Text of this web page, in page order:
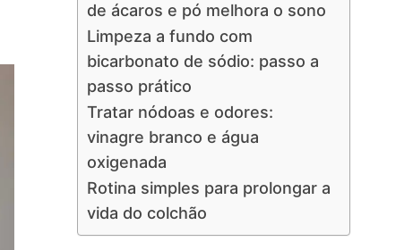
de ácaros e pó melhora o sono
Limpeza a fundo com
bicarbonato de sódio: passo a
passo prático
Tratar nódoas e odores:
vinagre branco e água
oxigenada
Rotina simples para prolongar a
vida do colchão